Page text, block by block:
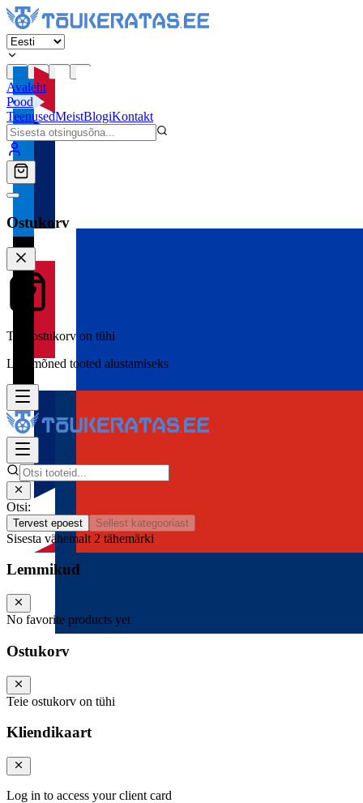
Avaleht
Pood
TeenusedMeistBlogiKontakt
Ostukorv
Teie ostukorv on tühi
Lisa mõned tooted alustamiseks
Otsi:
Tervest epoest Sellest kategooriast
Sisesta vähemalt 2 tähemärki
Lemmikud
No favorite products yet
Ostukorv
Teie ostukorv on tühi
Kliendikaart
Log in to access your client card